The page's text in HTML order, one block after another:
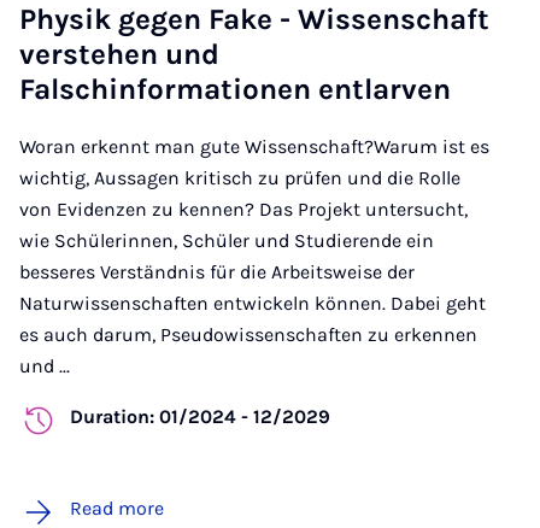
Physik gegen Fake - Wissenschaft
verstehen und
Falschinformationen entlarven
Woran erkennt man gute Wissenschaft?Warum ist es
wichtig, Aussagen kritisch zu prüfen und die Rolle
von Evidenzen zu kennen? Das Projekt untersucht,
wie Schülerinnen, Schüler und Studierende ein
besseres Verständnis für die Arbeitsweise der
Naturwissenschaften entwickeln können. Dabei geht
es auch darum, Pseudowissenschaften zu erkennen
und ...
Duration: 01/2024 - 12/2029
Read more